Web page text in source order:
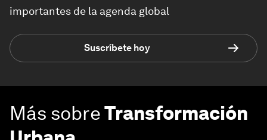
importantes de la agenda global
Suscríbete hoy
Más sobreTransformación